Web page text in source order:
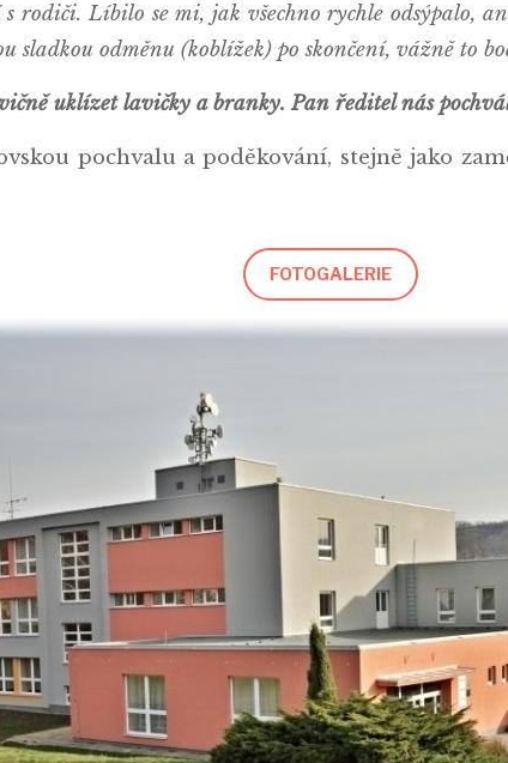
Líbilo se mi, jak všechno rychle odsýpalo,
sladkou odměnu (koblížek) po skončení, vážně to
uklízet lavičky a branky. Pan ředitel nás
pochvalu a poděkování, stejně jako
FOTOGALERIE